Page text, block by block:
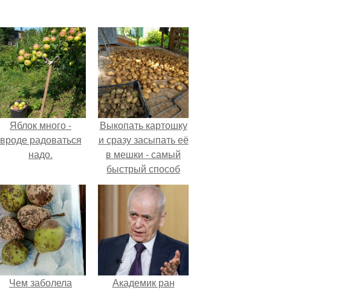
Яблок много -
вроде радоваться
надо.
Выкопать картошку
и сразу засыпать её
в мешки - самый
быстрый способ
спрятать вместе с
урожаем гниль,
порезы и больные
клубни.
Чем заболела
Академик ран